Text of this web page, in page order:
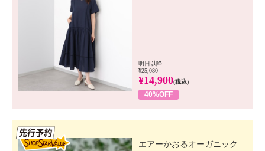
明日以降
¥25,080
¥14,900(税込)
40%OFF
エアーかおるオーガニック